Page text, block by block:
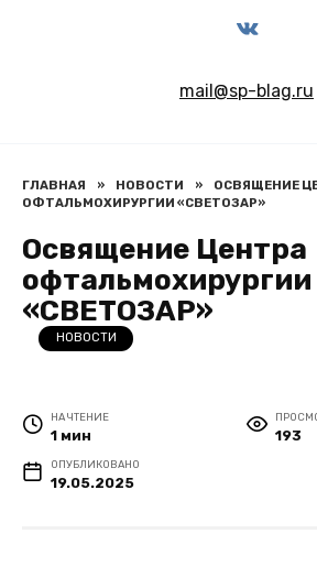
mail@sp-blag.ru
ГЛАВНАЯ » НОВОСТИ »
ОСВЯЩЕНИЕ
ОФТАЛЬМОХИРУРГИИ «СВЕТОЗАР»
Освящение Центра
офтальмохирургии
«СВЕТОЗАР»
НОВОСТИ
НА ЧТЕНИЕ
1 мин 193
ОПУБЛИКОВАНО
19.05.2025